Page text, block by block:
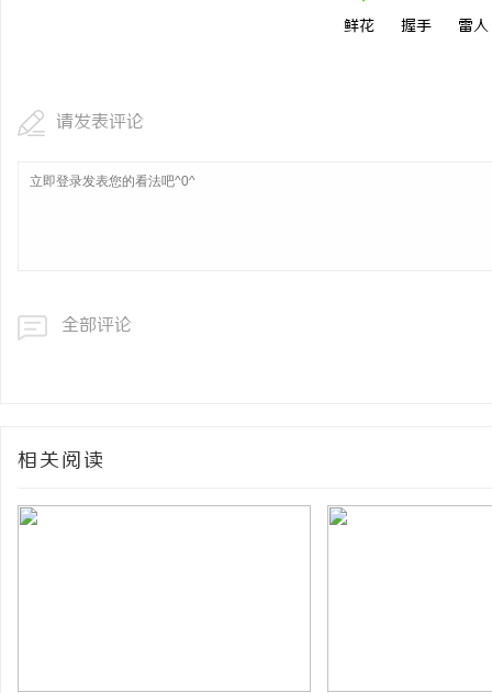
鲜花 握手 雷人
请发表评论
全部评论
相关阅读